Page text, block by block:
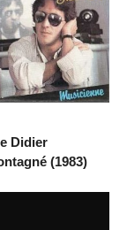
Didier
(1983)